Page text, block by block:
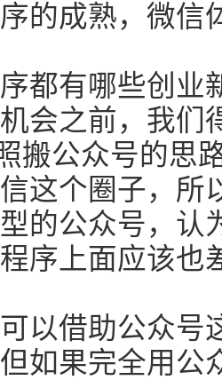
的成熟，微信
都有哪些创业
会之前，我们
搬公众号的思
这个圈子，所
的公众号，认
序上面应该也
以借助公众号
如果完全用公